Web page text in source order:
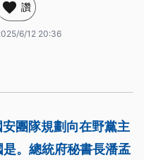
讚
6/12 20:36
團隊規劃向在野黨主
。總統府秘書長潘孟